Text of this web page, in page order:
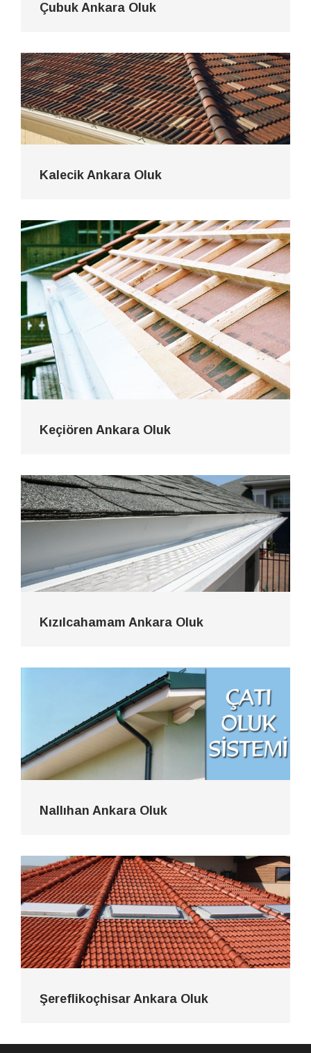
Çubuk Ankara Oluk
Kalecik Ankara Oluk
Keçiören Ankara Oluk
Kızılcahamam Ankara Oluk
Nallıhan Ankara Oluk
Şereflikoçhisar Ankara Oluk